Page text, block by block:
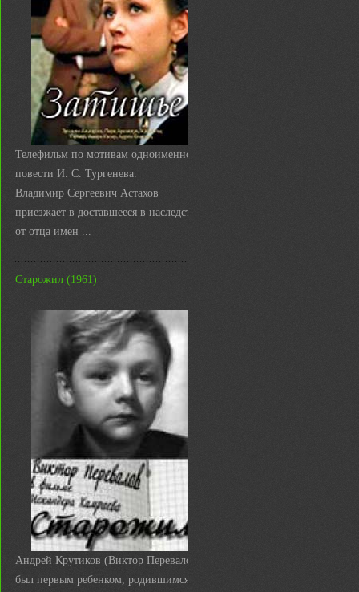
Телефильм по мотивам одноименной
повести И. С. Тургенева.
Владимир Сергеевич Астахов
приезжает в доставшееся в наследство
от отца имен ...
Старожил (1961)
Андрей Крутиков (Виктор Перевалов)
был первым ребенком, родившимся в